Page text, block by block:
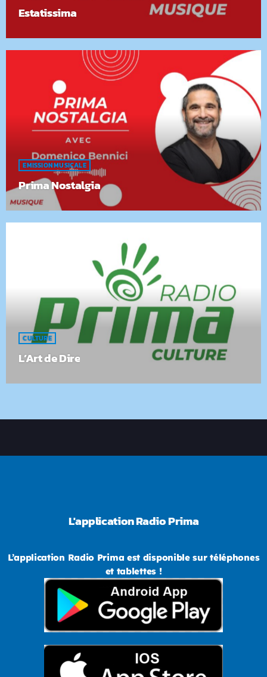
Estatissima
EMISSION MUSICALE
Prima Nostalgia
CULTURE
L’Art de Dire
L'application Radio Prima
L’application Radio Prima est disponible sur téléphones
et tablettes !